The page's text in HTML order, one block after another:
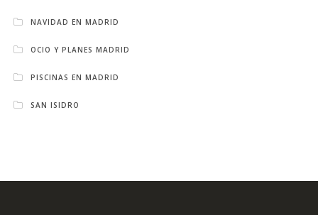
NAVIDAD EN MADRID
OCIO Y PLANES MADRID
PISCINAS EN MADRID
SAN ISIDRO